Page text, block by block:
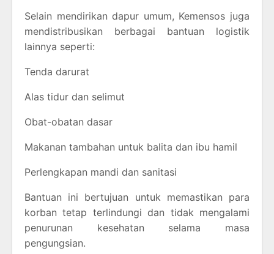
Selain mendirikan dapur umum, Kemensos juga
mendistribusikan berbagai bantuan logistik
lainnya seperti:
Tenda darurat
Alas tidur dan selimut
Obat-obatan dasar
Makanan tambahan untuk balita dan ibu hamil
Perlengkapan mandi dan sanitasi
Bantuan ini bertujuan untuk memastikan para
korban tetap terlindungi dan tidak mengalami
penurunan kesehatan selama masa
pengungsian.